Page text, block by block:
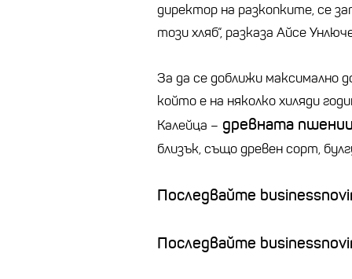
директор на разкопките, се
този хляб“, разказа Айсе
За да се доближи максимално
който е на няколко хиляди
Калейца – древната
близък, също древен сорт,
Последвайте
Последвайте